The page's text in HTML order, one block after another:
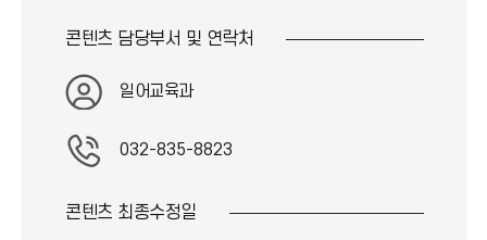
콘텐츠 담당부서 및 연락처
일어교육과
032-835-8823
콘텐츠 최종수정일